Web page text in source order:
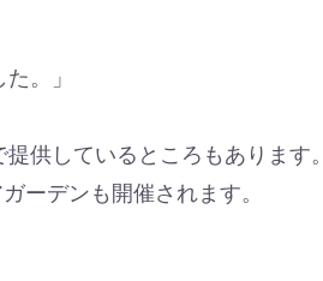
。」
供しているところもあります。
ーデンも開催されます。